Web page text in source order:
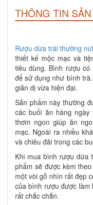
THÔNG TIN
Rượu dừa trái thường
thiết kế mộc mạc và
tiêu dùng. Bình rượu
để sử dụng như bình
giản dị vừa hiện đại.
Sản phẩm này thường
các buổi ăn hàng
thơm ngon giúp ăn
mạc. Ngoài ra nhiều
và chiêu đãi trong các
Khi mua bình rượu dừa
phẩm sẽ được kèm
một vòi gỗ nhìn rất đẹp
của bình rượu được làm
rất chắc chắn.